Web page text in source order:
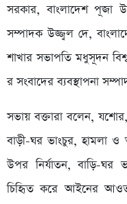
সরকার, বাংলাদেশ পূজা
সম্পাদক উজ্জ্বল দে,
শাখার সভাপতি মধুসূদন
র সংবাদের ব্যবস্থাপনা
সভায় বক্তারা বলেন,
বাড়ী-ঘর ভাংচুর, হামলা ও
উপর নির্যাতন, বাড়ি-ঘর
চিহিৃত করে আইনের